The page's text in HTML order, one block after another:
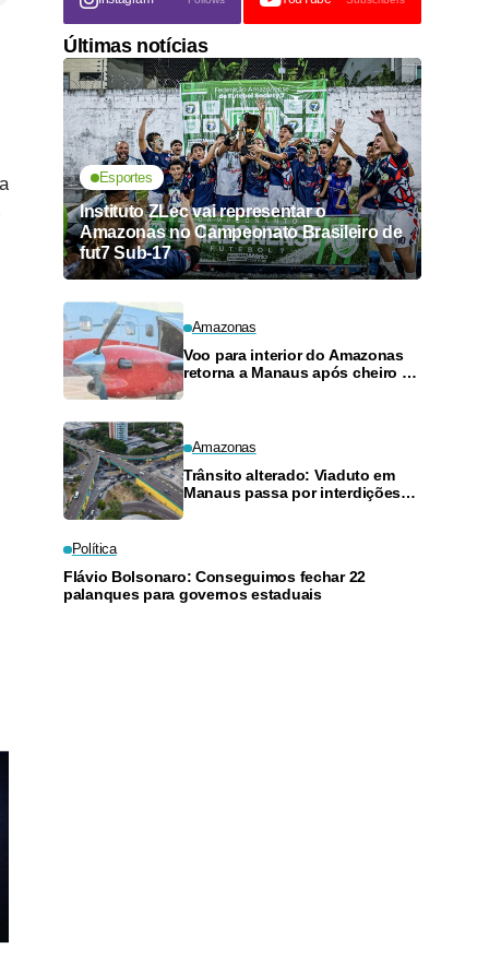
Últimas notícias
Esportes
Instituto ZLec vai representar o
Amazonas no Campeonato Brasileiro de
fut7 Sub-17
Amazonas
Voo para interior do Amazonas
retorna a Manaus após cheiro de
Amazonas
Trânsito alterado: Viaduto em
Manaus passa por interdições
Política
Flávio Bolsonaro: Conseguimos fechar 22
palanques para governos estaduais